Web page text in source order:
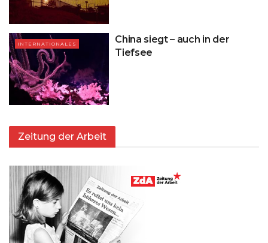
INTERNATIONALES
China siegt – auch in der
Tiefsee
Zeitung der Arbeit